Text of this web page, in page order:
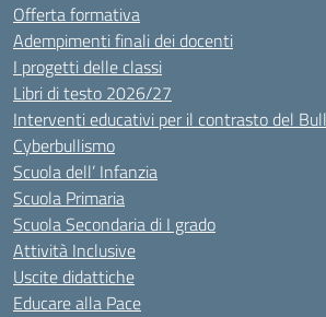
Offerta formativa
Adempimenti finali dei docenti
I progetti delle classi
Libri di testo 2026/27
Interventi educativi per il contrasto del
Cyberbullismo
Scuola dell’ Infanzia
Scuola Primaria
Scuola Secondaria di I grado
Attività Inclusive
Uscite didattiche
Educare alla Pace